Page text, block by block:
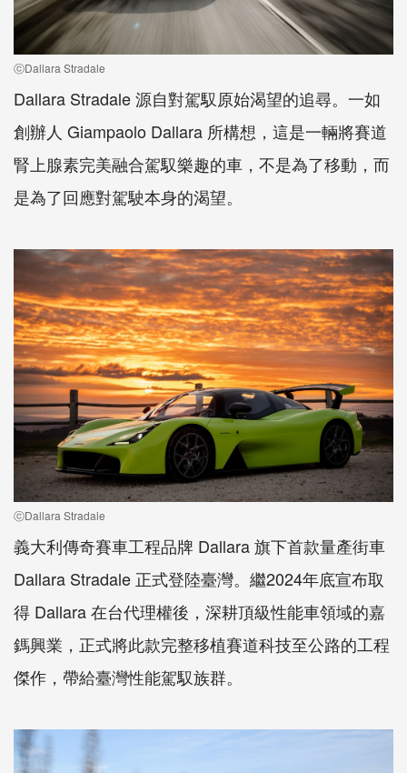
ⓒDallara Stradale
Dallara Stradale 源自對駕馭原始渴望的追尋。一如
創辦人 Giampaolo Dallara 所構想，這是一輛將賽道
腎上腺素完美融合駕馭樂趣的車，不是為了移動，而
是為了回應對駕駛本身的渴望。
ⓒDallara Stradale
義大利傳奇賽車工程品牌 Dallara 旗下首款量產街車
Dallara Stradale 正式登陸臺灣。繼2024年底宣布取
得 Dallara 在台代理權後，深耕頂級性能車領域的嘉
鎷興業，正式將此款完整移植賽道科技至公路的工程
傑作，帶給臺灣性能駕馭族群。